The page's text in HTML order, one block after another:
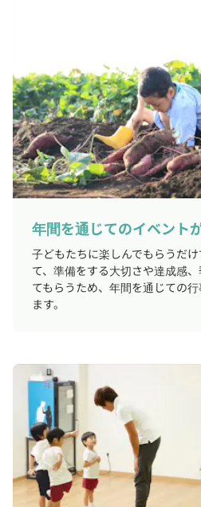
年間を通じてのイベント
子どもたちに楽しんでもらうだ
て、準備をする大切さや達成感
てもらうため、年間を通じての
ます。